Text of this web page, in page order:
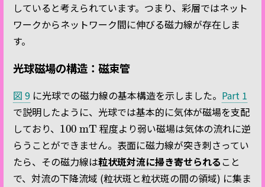
していると考えられています。つまり、彩層ではネット
ワークからネットワーク間に伸びる磁力線が存在しま
す。
光球磁場の構造：磁束管
図 9 に光球での磁力線の基本構造を示しました。 Part 1
で説明したように、光球では基本的に気体が磁場を支配
しており、 100 mT 程度より弱い磁場は気体の流れに逆
らうことができません。表面に磁力線が突き刺さってい
たら、その磁力線は粒状斑対流に掃き寄せられること
で、対流の下降流域 (粒状斑と粒状斑の間の領域) に集ま